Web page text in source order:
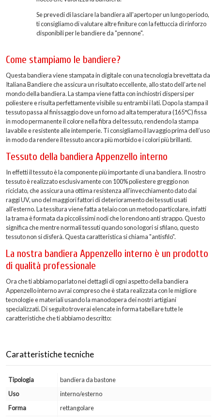
Se prevedi di lasciare la bandiera all'aperto per un lungo periodo,
ti consigliamo di valutare altre finiture con la fettuccia di rinforzo
disponibili per le bandiere da "pennone".
Come stampiamo le bandiere?
Questa bandiera viene stampata in digitale con una tecnologia brevettata da
Italiana Bandiere che assicura un risultato eccellente, allo stato dell’arte nel
mondo della bandiera. La stampa viene fatta con inchiostri dispersi per
poliestere e risulta perfettamente visibile su entrambi i lati. Dopo la stampa il
tessuto passa al finissaggio dove un forno ad alta temperatura (165°C) fissa
in modo permanente il colore nella fibra del tessuto, rendendo la stampa
lavabile e resistente alle intemperie. Ti consigliamo il lavaggio prima dell’uso
in modo da rendere il tessuto ancora più morbido e i colori più brillanti.
Tessuto della bandiera Appenzello interno
In effetti il tessuto è la componente più importante di una bandiera. Il nostro
tessuto è realizzato esclusivamente con 100% poliestere greggio non
riciclato, che assicura una ottima resistenza all'invecchiamento dato dai
raggi UV, uno del maggiori fattori di deterioramento dei tessuti usati
all'esterno. La tessitura viene fatta a telaio con un metodo particolare, infatti
la trama è formata da piccolissimi nodi che lo rendono anti strappo. Questo
significa che mentre normali tessuti quando sono logori si sfilano, questo
tessuto non si disferà. Questa caratteristica si chiama "antisfilo".
La nostra bandiera Appenzello interno è un prodotto
di qualità professionale
Ora che ti abbiamo parlato nei dettagli di ogni aspetto della bandiera
Appenzello interno avrai compreso che è stata realizzata con le migliore
tecnologie e materiali usando la manodopera dei nostri artigiani
specializzati. Di seguito troverai elencate in forma tabellare tutte le
caratteristiche che ti abbiamo descritto:
Caratteristiche tecniche
Tipologia
bandiera da bastone
Uso
interno/esterno
Forma
rettangolare